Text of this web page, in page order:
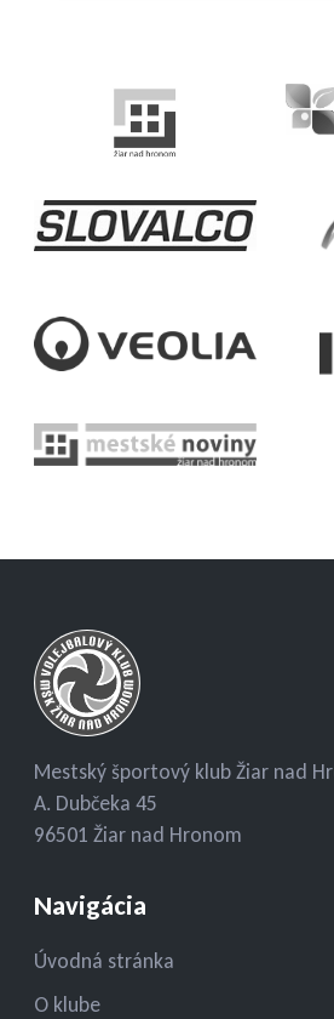
Mestský športový klub Žiar nad
A. Dubčeka 45
96501 Žiar nad Hronom
Navigácia
Úvodná stránka
O klube